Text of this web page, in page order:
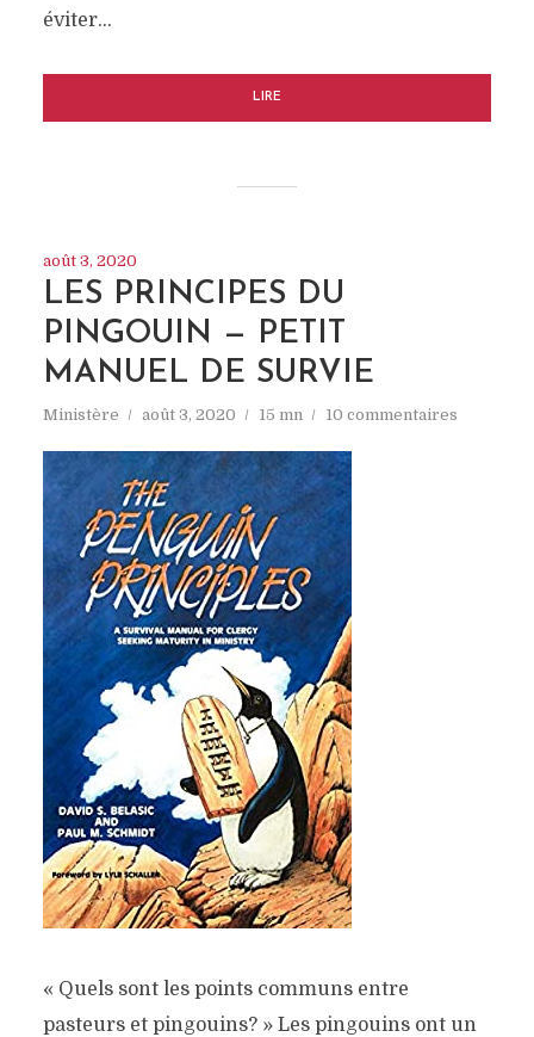
éviter…
LIRE
août 3, 2020
LES PRINCIPES DU
PINGOUIN — PETIT
MANUEL DE SURVIE
Ministère août 3, 2020 15 mn 10 commentaires
« Quels sont les points communs entre
pasteurs et pingouins? » Les pingouins ont un